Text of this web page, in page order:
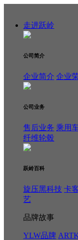
走进跃岭
公司简介
企业简介 企业
公司业务
售后业务 乘用
纤维轮毂
跃岭百科
旋压黑科技 卡
艺
品牌故事
YLW品牌